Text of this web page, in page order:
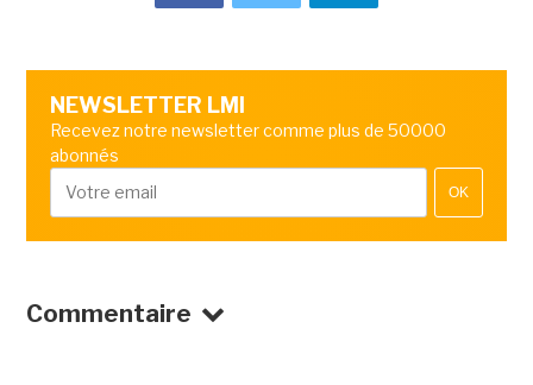
NEWSLETTER LMI
Recevez notre newsletter comme plus de 50000
abonnés
OK
Commentaire